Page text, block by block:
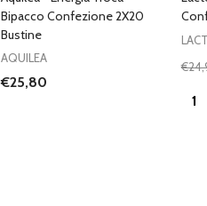
Bipacco Confezione 2X20
Bustine
AQUILEA
€25,80